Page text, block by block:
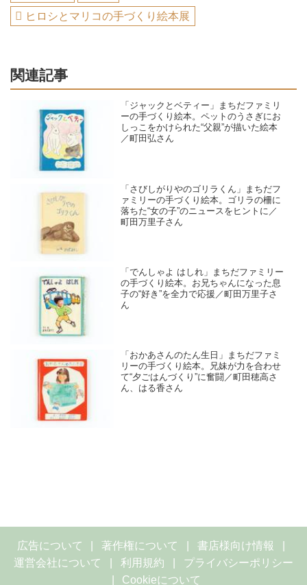
ヒロシとマリコの手づくり絵本展
関連記事
「ジャックとベティー」まちだファミリ
ーの手づくり絵本。ペットのうさぎにお
しっこをかけられた“父親”が描いた絵本
／町田弘さん
「さびしがりやのゴリラくん」まちだフ
ァミリーの手づくり絵本。ゴリラの柵に
落ちた“女の子”のニュースをヒントに／
町田万里子さん
「でんしゃよ はしれ」まちだファミリー
の手づくり絵本。お兄ちゃんになった息
子の“好き”を全力で応援／町田万里子さ
ん
「おかあさんのたん生日」まちだファミ
リーの手づくり絵本。兄妹が力を合わせ
て“夕ごはんづくり”に奮闘／町田穂高さ
ん、はる香さん
広告について 著作権について
書店様向け情報
運営会社について
利用規約
プライバシーポリシー
Cookieについて